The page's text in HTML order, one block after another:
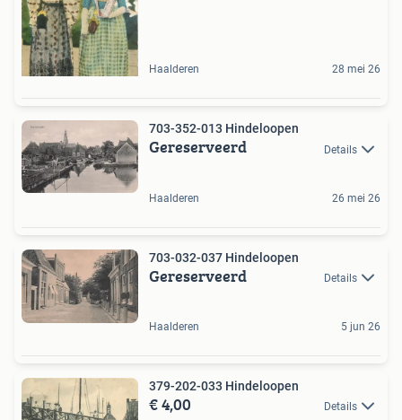
Haalderen 28 mei 26
703-352-013 Hindeloopen
Gereserveerd Details
Haalderen 26 mei 26
703-032-037 Hindeloopen
Gereserveerd Details
Haalderen 5 jun 26
379-202-033 Hindeloopen
€ 4,00 Details